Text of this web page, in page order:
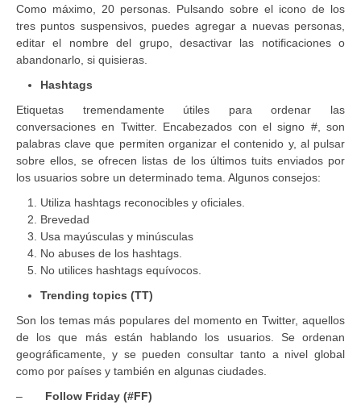
Como máximo, 20 personas. Pulsando sobre el icono de los
tres puntos suspensivos, puedes agregar a nuevas personas,
editar el nombre del grupo, desactivar las notificaciones o
abandonarlo, si quisieras.
Hashtags
Etiquetas tremendamente útiles para ordenar las
conversaciones en Twitter. Encabezados con el signo #, son
palabras clave que permiten organizar el contenido y, al pulsar
sobre ellos, se ofrecen listas de los últimos tuits enviados por
los usuarios sobre un determinado tema. Algunos consejos:
Utiliza hashtags reconocibles y oficiales.
Brevedad
Usa mayúsculas y minúsculas
No abuses de los hashtags.
No utilices hashtags equívocos.
Trending topics (TT)
Son los temas más populares del momento en Twitter, aquellos
de los que más están hablando los usuarios. Se ordenan
geográficamente, y se pueden consultar tanto a nivel global
como por países y también en algunas ciudades.
–
Follow Friday (#FF)